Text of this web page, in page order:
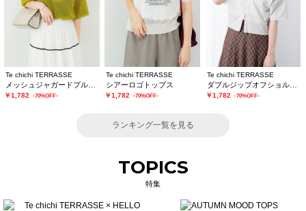
Te chichi TERRASSE
￥1,782 -70%OFF-
Te chichi TERRASSE
シアーロゴトップス
￥1,782 -70%OFF-
Te chichi TERRASSE
ダブルジップオフショルカットトップス
￥1,782 -70%OFF-
ランキング一覧を見る
TOPICS
特集